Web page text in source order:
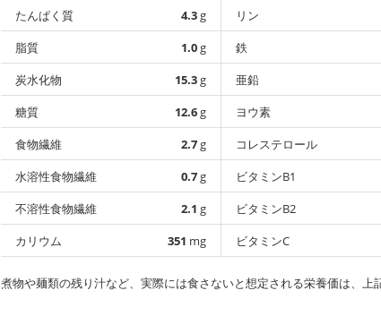
たんぱく質
4.3g
脂質
1.0g
炭水化物
15.3g
糖質
12.6g
食物繊維
2.7g
水溶性食物繊維
0.7g
不溶性食物繊維
2.1 g
カリウム
351 mg
リン
鉄
亜鉛
ヨウ素
コレステロール
ビタミンB1
ビタミンB2
ビタミンC
煮物や麺類の残り汁など、実際には食さないと想定される栄養価は、上